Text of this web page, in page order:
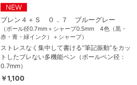
ブレン４＋Ｓ ０．７ ブルーグレー
（ボール径0.7mm＋シャープ0.5mm 4色（黒・
赤・青・緑インク）＋シャープ）
ストレスなく集中して書ける“筆記振動”をカッ
トしたブレない多機能ペン（ボールペン径：
0.7mm）
￥1,100